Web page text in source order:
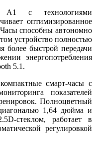
A1 с технологиями
оптимизированное
способны автономно
устройство полностью
более быстрой передачи
энергопотребления
5.1.
смарт-часы с
показателей
Полноцветный
1,64 дюйма и
стеклом, работает в
регулировкой